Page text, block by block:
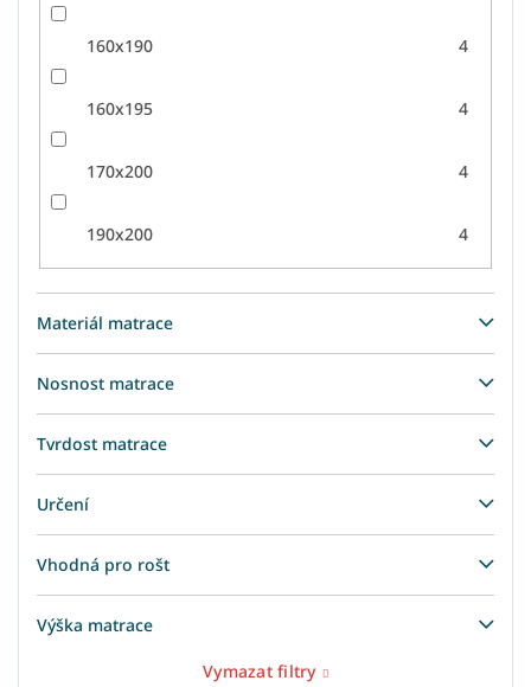
160x190 4
160x195 4
170x200 4
190x200 4
Materiál matrace
Nosnost matrace
Tvrdost matrace
Určení
Vhodná pro rošt
Výška matrace
Vymazat filtry